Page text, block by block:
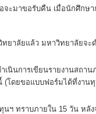
จะมาขอรับคืน เมื่อนักศึกษ
ลัยแล้ว มหาวิทยาลัยจะด
นการเขียนรายงานสถาน
(โดยขอแบบฟอร์มได้ที่งาน
ทราบภายใน 15 วัน หลัง